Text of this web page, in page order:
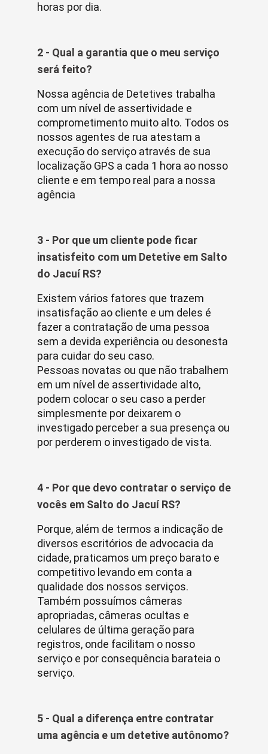
horas por dia.
2 - Qual a garantia que o meu serviço
será feito?
Nossa agência de Detetives trabalha
com um nível de assertividade e
comprometimento muito alto. Todos os
nossos agentes de rua atestam a
execução do serviço através de sua
localização GPS a cada 1 hora ao nosso
cliente e em tempo real para a nossa
agência
3 - Por que um cliente pode ficar
insatisfeito com um Detetive em Salto
do Jacuí RS?
Existem vários fatores que trazem
insatisfação ao cliente e um deles é
fazer a contratação de uma pessoa
sem a devida experiência ou desonesta
para cuidar do seu caso.
Pessoas novatas ou que não trabalhem
em um nível de assertividade alto,
podem colocar o seu caso a perder
simplesmente por deixarem o
investigado perceber a sua presença ou
por perderem o investigado de vista.
4 - Por que devo contratar o serviço de
vocês em Salto do Jacuí RS?
Porque, além de termos a indicação de
diversos escritórios de advocacia da
cidade, praticamos um preço barato e
competitivo levando em conta a
qualidade dos nossos serviços.
Também possuímos câmeras
apropriadas, câmeras ocultas e
celulares de última geração para
registros, onde facilitam o nosso
serviço e por consequência barateia o
serviço.
5 - Qual a diferença entre contratar
uma agência e um detetive autônomo?